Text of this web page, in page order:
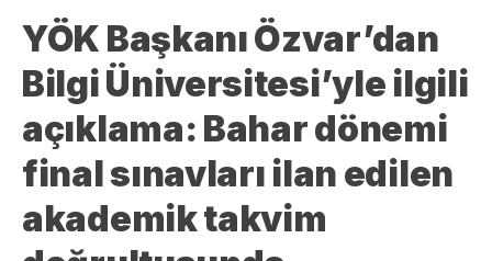
YÖK Başkanı Özvar’dan
Bilgi Üniversitesi’yle ilgili
açıklama: Bahar dönemi
final sınavları ilan edilen
akademik takvim